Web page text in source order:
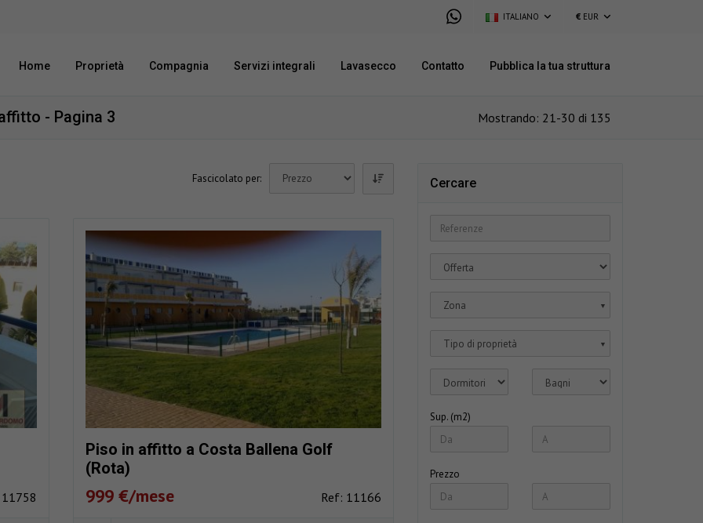
ITALIANO € EUR
Home Proprietà Compagnia Servizi integrali Lavasecco Contatto Pubblica la tua struttura
- Pagina 3 Mostrando: 21-30 di 135
Fascicolato per:
Piso in affitto a Costa Ballena Golf
(Rota)
999 €/mese Ref: 11166
Cercare
Zona ▼
Tipo di proprietà ▼
Sup. (m2)
Prezzo